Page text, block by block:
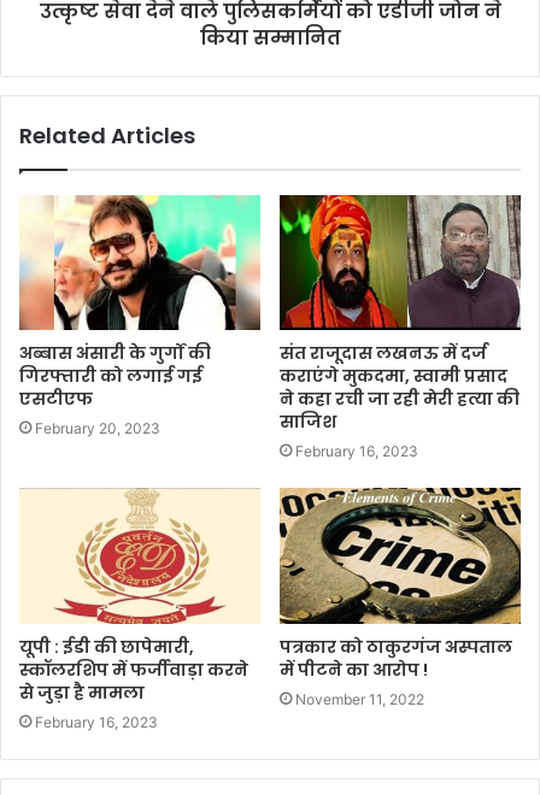
उत्कृष्ट सेवा देने वाले पुलिसकर्मियों को एडीजी जोन ने
किया सम्मानित
Related Articles
अब्बास अंसारी के गुर्गों की
गिरफ्तारी को लगाई गई
एसटीएफ
February 20, 2023
संत राजूदास लखनऊ में दर्ज
कराएंगे मुकदमा, स्वामी प्रसाद
ने कहा रची जा रही मेरी हत्या की
साजिश
February 16, 2023
यूपी : ईडी की छापेमारी,
स्कॉलरशिप में फर्जीवाड़ा करने
से जुड़ा है मामला
February 16, 2023
पत्रकार को ठाकुरगंज अस्पताल
में पीटने का आरोप !
November 11, 2022